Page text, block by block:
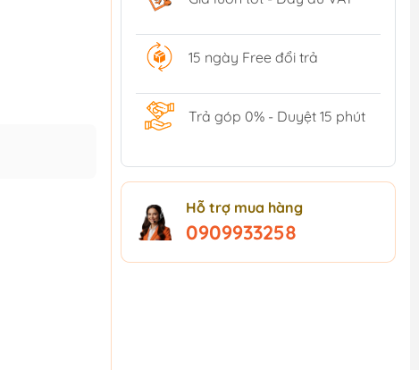
15 ngày Free đổi trả
Trả góp 0% - Duyệt 15 phút
Hỗ trợ mua hàng
0909933258